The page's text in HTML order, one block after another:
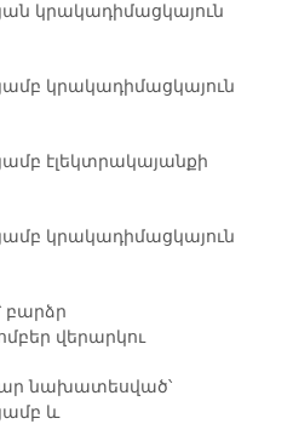
կրակադիմացկայուն
կրակադիմացկայուն
էլեկտրակայանքի
կրակադիմացկայուն
բարձր
վերարկու
նախատեսված՝
և